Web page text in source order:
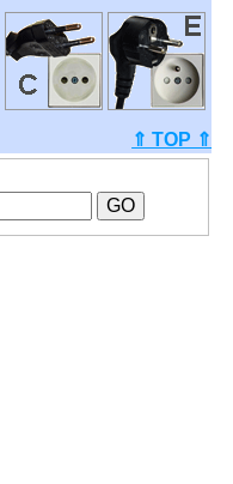
⇑ TOP ⇑